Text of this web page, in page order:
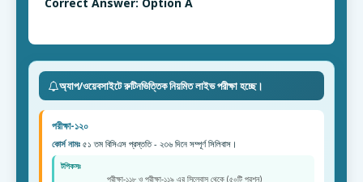
অ্যাপ/ওয়েবসাইটে রুটিনভিত্তিক নিয়মিত লাইভ পরীক্ষা হচ্ছে।
পরীক্ষা-১২০
কোর্স নামঃ ৫১ তম বিসিএস প্রস্ততি - ২৩৬ দিনে সম্পূর্ণ সিলিবাস।
টপিকসঃ
পরীক্ষা-১১৮ ও পরীক্ষা-১১৯ এর সিলেবাস থেকে (৫০টি প্রশ্ন)